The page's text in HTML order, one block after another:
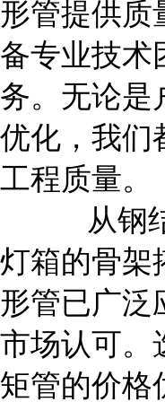
形管提供质
备专业技术
务。无论是
优化，我们
工程质量。
从钢结
灯箱的骨架
形管已广泛
市场认可。
矩管的价格